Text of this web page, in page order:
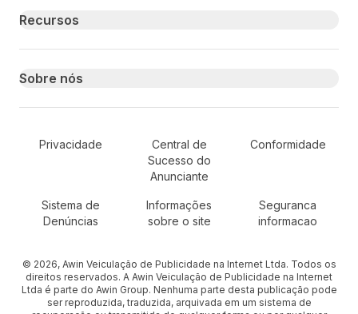
Recursos
Sobre nós
Secondary Footer Navigation
Privacidade
Central de
Sucesso do
Anunciante
Conformidade
Sistema de
Denúncias
Informações
sobre o site
Seguranca
informacao
© 2026, Awin Veiculação de Publicidade na Internet Ltda. Todos os
direitos reservados. A Awin Veiculação de Publicidade na Internet
Ltda é parte do Awin Group. Nenhuma parte desta publicação pode
ser reproduzida, traduzida, arquivada em um sistema de